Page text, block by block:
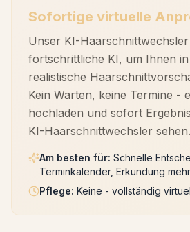
Sofortige virtuelle
Unser KI-
fortschrittliche KI, um Ihnen
realistische
Kein Warten, keine Termine -
hochladen und sofort
KI-Haarschnittwechsler sehen.
Am besten für: Schnelle
Terminkalender, Erkundung
Pflege: Keine - vollständig